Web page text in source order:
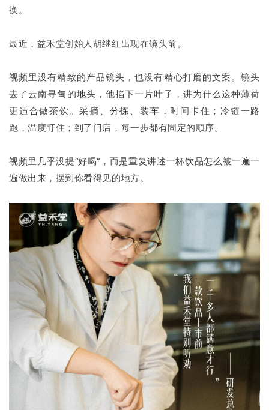
换。
最近，益禾堂创始人胡继红出现在镜头前。
视频里没有精致的产品镜头，也没有精心打磨的文案。镜头
去了云南寻甸的地头，他掐下一片叶子，讲为什么这种薄荷
更适合做茶饮。采摘、分拣、装车，时间卡住；冷链一路
跑，温度盯住；到了门店，每一步都有固定的顺序。
视频里几乎没提“好喝”，而是重复讲述一杯饮品怎么被一遍一
遍做出来，摆到你看得见的地方。